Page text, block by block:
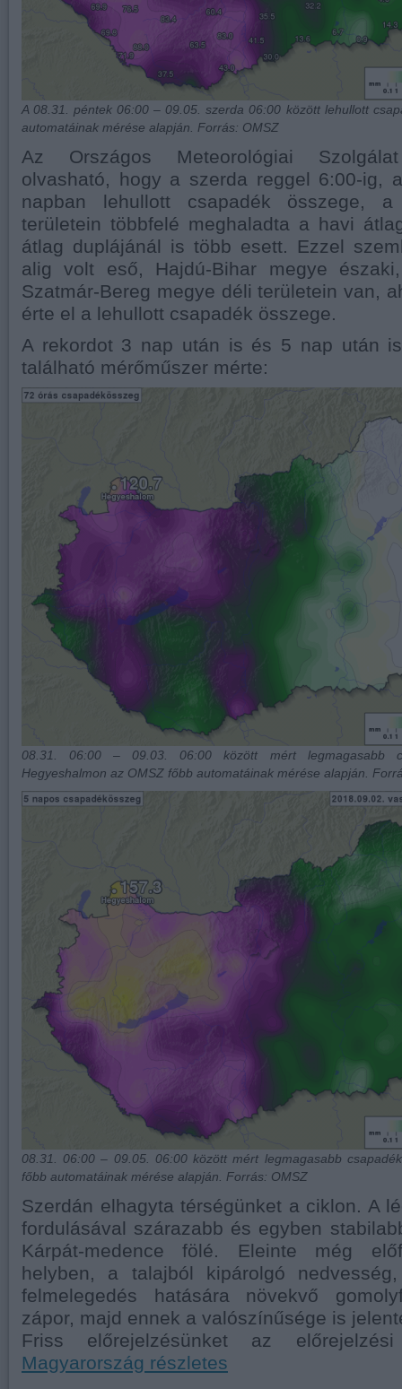
A 08.31. péntek 06:00 – 09.05. szerda 06:00 között lehullott
automatáinak mérése alapján. Forrás: OMSZ
Az Országos Meteorológiai Szolgálat
olvasható, hogy a szerda reggel 6:00-ig,
napban lehullott csapadék összege,
területein többfelé meghaladta a havi
átlag duplájánál is több esett. Ezzel
alig volt eső, Hajdú-Bihar megye
Szatmár-Bereg megye déli területein van,
érte el a lehullott csapadék összege.
A rekordot 3 nap után is és 5 nap után
található mérőműszer mérte:
08.31. 06:00 – 09.03. 06:00 között mért legmagasabb
Hegyeshalmon az OMSZ főbb automatáinak mérése alapján.
08.31. 06:00 – 09.05. 06:00 között mért legmagasabb
főbb automatáinak mérése alapján. Forrás: OMSZ
Szerdán elhagyta térségünket a ciklon. A
fordulásával szárazabb és egyben
Kárpát-medence fölé. Eleinte még
helyben, a talajból kipárolgó
felmelegedés hatására növekvő
zápor, majd ennek a valószínűsége is
Friss előrejelzésünket az
Magyarország részletes